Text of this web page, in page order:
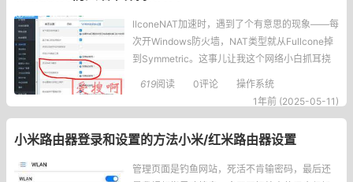
llconeNAT加速时，遇到了个有意思的现象——每
次开Windows防火墙，NAT类型就从Fullcone掉
到Symmetric。这事儿让我这个网络小白抓耳挠
腮了一整天，直到翻到四年前的论坛讨论才找到
线索。▍现象复现：防火墙的魔法攻击我的测试
619阅读 0评论
操作系统
1年前 (2025-05-11)
小米路由器登录和设置的方法小米/红米路由器设置
管理页面是钓鱼网站，死活不肯输密码，最后还